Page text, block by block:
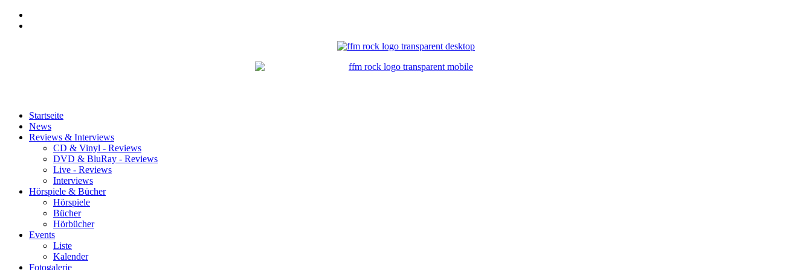
Startseite
News
Reviews & Interviews
CD & Vinyl - Reviews
DVD & BluRay - Reviews
Live - Reviews
Interviews
Hörspiele & Bücher
Hörspiele
Bücher
Hörbücher
Events
Liste
Kalender
Fotogalerie